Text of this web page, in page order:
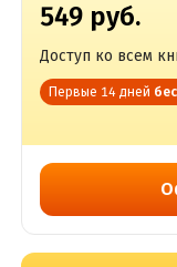
549 руб.
Доступ ко всем
Первые 14 дней